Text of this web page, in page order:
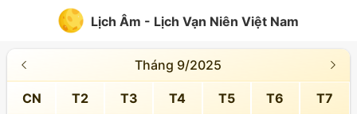
Lịch Âm - Lịch Vạn Niên Việt Nam
Tháng 9/2025
CN T2 T3 T4 T5 T6 T7